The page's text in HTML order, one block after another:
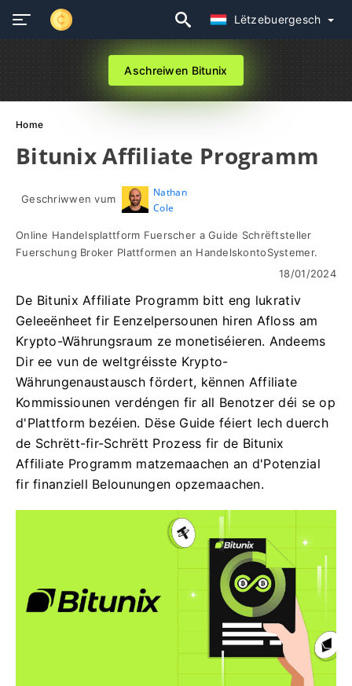
Lëtzebuergesch
Aschreiwen Bitunix
Home
Bitunix Affiliate Programm
Geschriwwen vum
Nathan
Cole
Online Handelsplattform Fuerscher a Guide Schrëftsteller
Fuerschung Broker Plattformen an HandelskontoSystemer.
18/01/2024
De Bitunix Affiliate Programm bitt eng lukrativ
Geleeënheet fir Eenzelpersounen hiren Afloss am
Krypto-Währungsraum ze monetiséieren. Andeems
Dir ee vun de weltgréisste Krypto-
Währungenaustausch fördert, kënnen Affiliate
Kommissiounen verdéngen fir all Benotzer déi se op
d'Plattform bezéien. Dëse Guide féiert Iech duerch
de Schrëtt-fir-Schrëtt Prozess fir de Bitunix
Affiliate Programm matzemaachen an d'Potenzial
fir finanziell Belounungen opzemaachen.